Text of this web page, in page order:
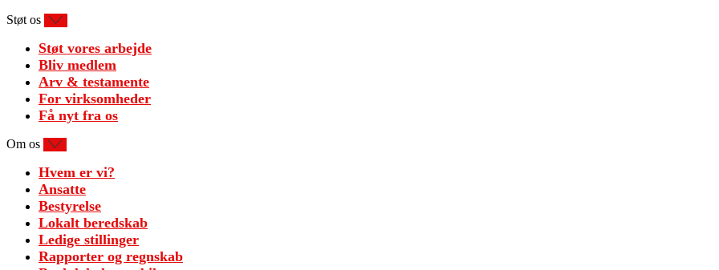
Støt os
Støt vores arbejde
Bliv medlem
Arv & testamente
For virksomheder
Få nyt fra os
Om os
Hvem er vi?
Ansatte
Bestyrelse
Lokalt beredskab
Ledige stillinger
Rapporter og regnskab